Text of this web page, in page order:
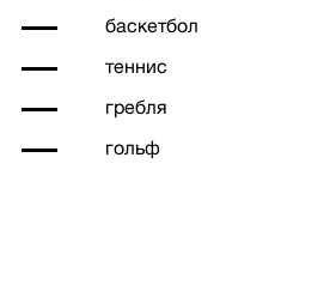
баскетбол
теннис
гребля
гольф